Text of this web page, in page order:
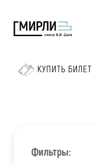
КУПИТЬ БИЛЕТ
Фильтры: